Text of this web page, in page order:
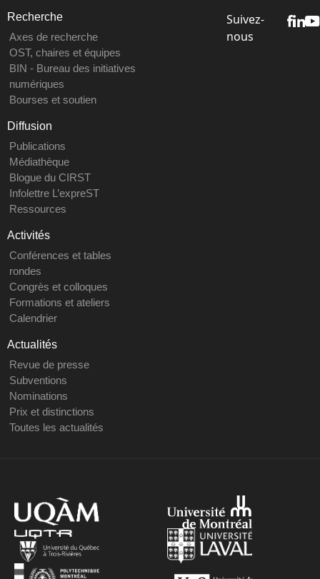
Recherche
Axes de recherche
OST, chaires et équipes
BIN - Bureau des initiatives
numériques
Bourses et soutien
Diffusion
Publications
Médiathèque
Blogue du CIRST
Infolettre L’expreST
Ressources
Activités
Conférences et tables
rondes
Congrès et colloques
Formations et ateliers
Calendrier
Actualités
Revue de presse
Subventions
Nominations
Prix et distinctions
Toutes les actualités
Suivez-
nous